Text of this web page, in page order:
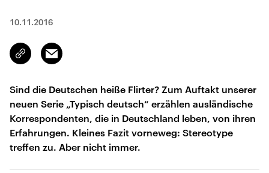
10.11.2016
Link
kopieren/teilen
Email
Sind die Deutschen heiße Flirter? Zum Auftakt unserer
neuen Serie „Typisch deutsch“ erzählen ausländische
Korrespondenten, die in Deutschland leben, von ihren
Erfahrungen. Kleines Fazit vorneweg: Stereotype
treffen zu. Aber nicht immer.